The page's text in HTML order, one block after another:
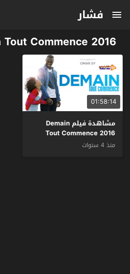
فشار
Tout Commence 2016
01:58:14
مشاهدة فيلم Demain
Tout Commence 2016
مترجم
منذ 4 سنوات